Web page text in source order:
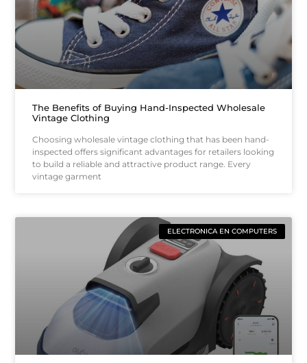
The Benefits of Buying Hand-Inspected Wholesale
Vintage Clothing
Choosing wholesale vintage clothing that has been hand-
inspected offers significant advantages for retailers looking
to build a reliable and attractive product range. Every
vintage garment
ELECTRONICA EN COMPUTERS